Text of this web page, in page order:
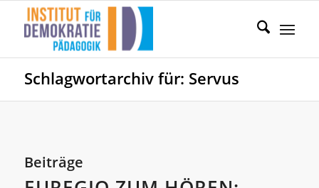
Schlagwortarchiv für: Servus
Beiträge